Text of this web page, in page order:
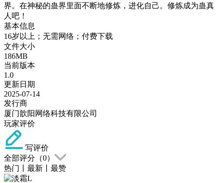
界。在神秘的蛊界里面不断地修炼，进化自己。修炼成为蛊真
人吧！
基本信息
16岁以上；无需网络；付费下载
文件大小
186MB
当前版本
1.0
更新日期
2025-07-14
发行商
厦门歆阳网络科技有限公司
玩家评价
写评价
全部评分（0）
热门
最新 最赞